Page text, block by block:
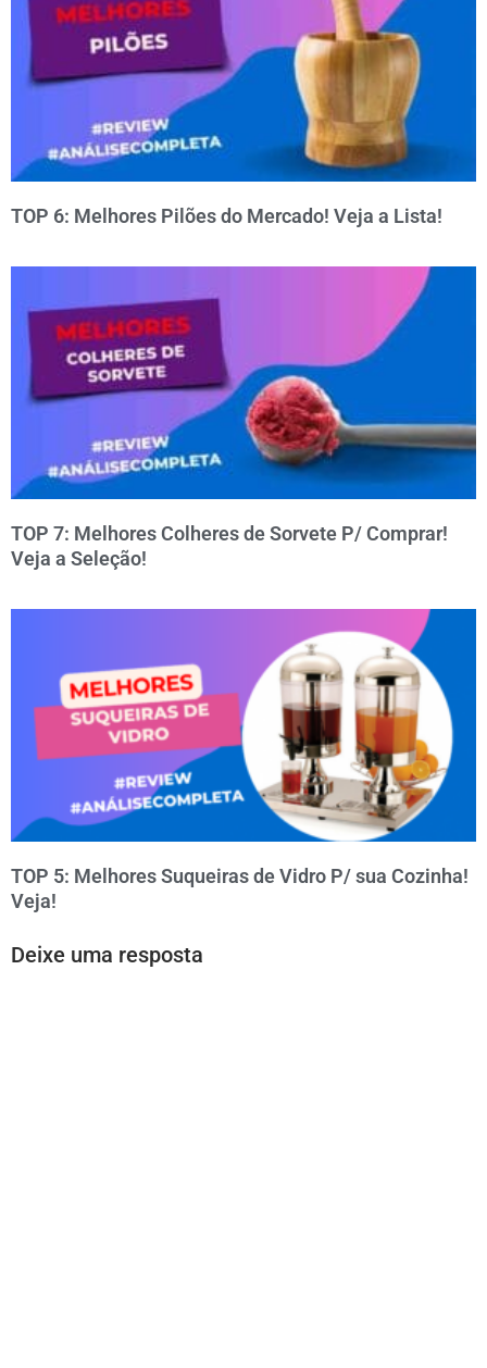
TOP 6: Melhores Pilões do Mercado! Veja a Lista!
TOP 7: Melhores Colheres de Sorvete P/ Comprar!
Veja a Seleção!
TOP 5: Melhores Suqueiras de Vidro P/ sua Cozinha!
Veja!
Deixe uma resposta